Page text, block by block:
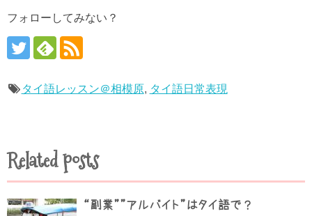
フォローしてみない？
タイ語レッスン＠相模原, タイ語日常表現
Related posts
“副業””アルバイト”はタイ語で？